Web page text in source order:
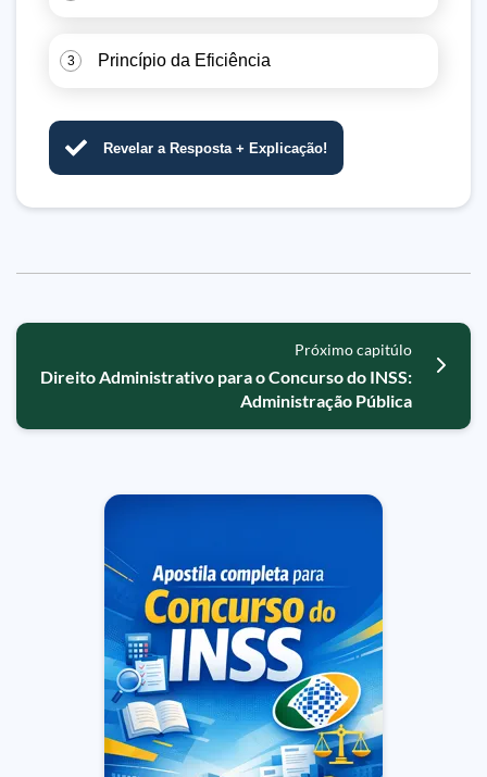
3 Princípio da Eficiência
Revelar a Resposta + Explicação!
Próximo capitúlo
Direito Administrativo para o Concurso do INSS:
Administração Pública